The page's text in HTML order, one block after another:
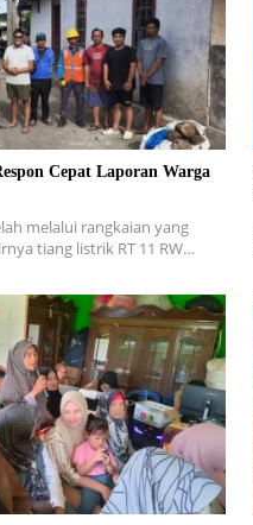
Cepat Laporan Warga
melalui rangkaian yang
tiang listrik RT 11 RW…